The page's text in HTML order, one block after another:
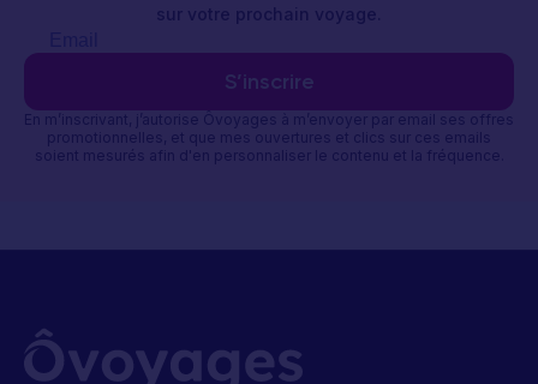
sur votre prochain voyage.
S’inscrire
En m’inscrivant, j’autorise Ôvoyages à m’envoyer par email ses offres
promotionnelles, et que mes ouvertures et clics sur ces emails
soient mesurés afin d'en personnaliser le contenu et la fréquence.